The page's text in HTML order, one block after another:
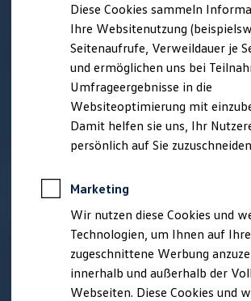
Behörden
Direktkunden
Sonderfahrzeuge
Anpfiff zum Gewinn
Elektromobilität
Elektroautos
ID. Tutorials
Elektrofahrzeugkonzepte
ID. EVERY1
Reichweite
Rekuperation
Laden unterwegs
Laden Zuhause
Ladestationen finden
Ladezeitensimulator
Batterie
Sicherheit
Diese Cookies sammeln
Ihre Websitenutzung
Seitenaufrufe, Verweildauer je
und ermöglichen uns bei
Umfrageergebnisse in die
Websiteoptimierung mit
Damit helfen sie uns, Ihr
persönlich auf Sie
Marketing
Wir nutzen diese Cookies und
Technologien, um Ihnen auf
zugeschnittene Werbung
innerhalb und außerhalb der
Webseiten. Diese Cookies und